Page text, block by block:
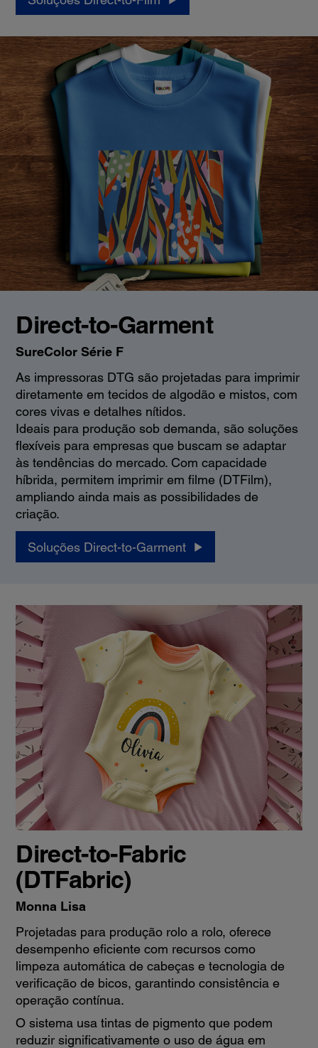
Direct-to-Garment
SureColor Série F
As impressoras DTG são projetadas para imprimir
diretamente em tecidos de algodão e mistos, com
cores vivas e detalhes nítidos.
Ideais para produção sob demanda, são soluções
flexíveis para empresas que buscam se adaptar
às tendências do mercado. Com capacidade
híbrida, permitem imprimir em filme (DTFilm),
ampliando ainda mais as possibilidades de
criação.
Soluções Direct-to-Garment
Direct-to-Fabric
(DTFabric)
Monna Lisa
Projetadas para produção rolo a rolo, oferece
desempenho eficiente com recursos como
limpeza automática de cabeças e tecnologia de
verificação de bicos, garantindo consistência e
operação contínua.
O sistema usa tintas de pigmento que podem
reduzir significativamente o uso de água em